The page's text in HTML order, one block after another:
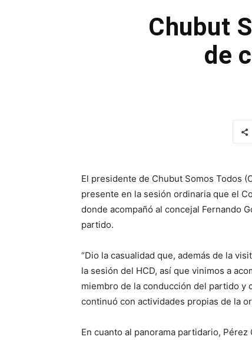
Chubut
de
El presidente de Chubut Somos Todos
presente en la sesión ordinaria que el
donde acompañó al concejal Fernando
partido.
“Dio la casualidad que, además de la
la sesión del HCD, así que vinimos a
miembro de la conducción del partido y
continuó con actividades propias de la
En cuanto al panorama partidario,